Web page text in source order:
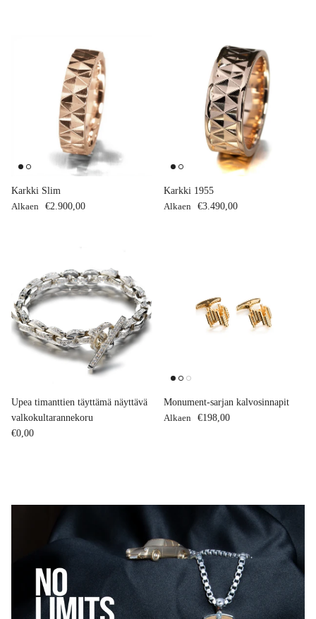
Karkki Slim
Normaalihinta
Alkaen €2.900,00
Karkki 1955
Normaalihinta
Alkaen €3.490,00
Upea timanttien täyttämä näyttävä
valkokultarannekoru
Normaalihinta
€0,00
Monument-sarjan kalvosinnapit
Normaalihinta
Alkaen €198,00